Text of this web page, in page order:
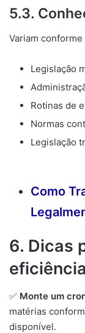
5.3.
Variam
Legislação
Rotinas de
Normas
Legislação
Como
6. Dicas
eficiência
✅ Monte um
matérias
disponível.